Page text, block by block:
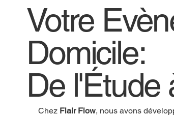
Votre
Domicile:
De l'Étude
Chez Flair Flow, nous avons